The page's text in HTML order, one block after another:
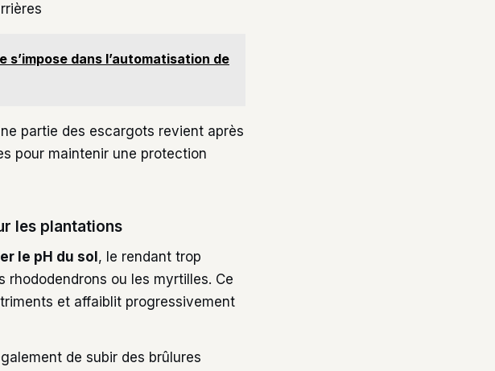
dans l’automatisation de
partie des escargots revient après
pour maintenir une protection
les plantations
le pH du sol , le rendant trop
ou les myrtilles. Ce
et affaiblit progressivement
de subir des brûlures